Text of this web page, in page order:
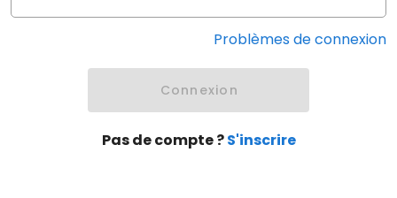
Problèmes de connexion
Connexion
Pas de compte ?S'inscrire